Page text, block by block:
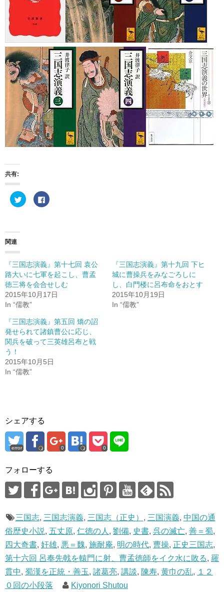
共有:
ク
リ
e
r
で
共
有
(
新
し
ウ
ィ
ン
ド
ウ
で
き
ま
す
)
F
a
す
る
に
は
ク
リ
ッ
て
く
だ
さ
い
し
い
)
関連
『三国志演義』第十七回 袁公
路大いに七軍を起こし、曹孟
徳三将を会合せしむ
2015年10月17日
In “儒教”
『三国志演義』第十九回 下ヒ
城に曹操兵をみなごろしに
し、白門楼に呂布命をおとす
2015年10月19日
In “儒教”
『三国志演義』第五回 矯の詔
発せられて諸鎮曹公に応じ、
関兵を破って三英雄呂布と戦
う！
2015年10月5日
In “儒教”
シェアする
error 0 0
フォローする
三国志, 三国志演義, 三国志（正史） , 三国演義, 中国の通
俗歴史小説, 五丈原, 仁徳の人 , 劉備, 史書, 呉の滅亡, 善＝蜀,
四大奇書, 奸雄, 悪＝魏, 施耐庵, 明の時代, 曹操, 正史三国志,
第十六回 呂奉先戟を轅門に射、曹孟徳師をイク水に敗る, 羅
貫中, 蜀漢を正統・善玉, 諸葛亮, 講談, 陳寿, 黄巾の乱, １２
０回の小段落
Kiyonori Shutou